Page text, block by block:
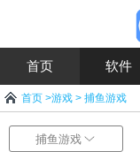
首页 软件
首页 >游戏 > 捕鱼游戏
捕鱼游戏